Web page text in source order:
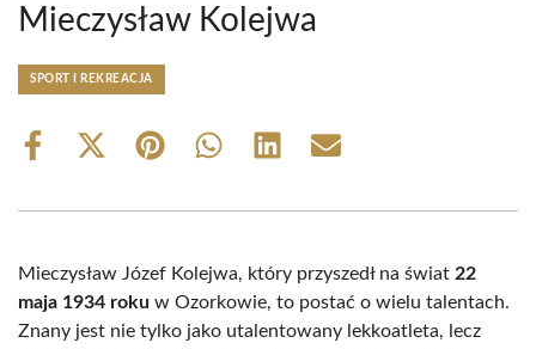
Mieczysław Kolejwa
SPORT I REKREACJA
Share
Share
(Twitter)
Share Share Share Share
Mieczysław Józef Kolejwa, który przyszedł na świat 22
maja 1934 roku w Ozorkowie, to postać o wielu talentach.
Znany jest nie tylko jako utalentowany lekkoatleta, lecz